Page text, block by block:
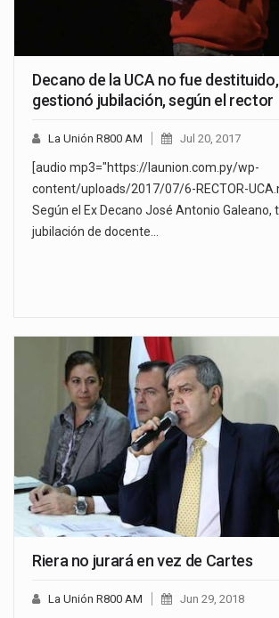
Decano de la UCA no fue
gestionó jubilación, según el rector
La Unión R800 AM Jul 20, 2017
[audio mp3="https://launion.com.py/wp-
content/uploads/2017/07/6-RECTOR-
Según el Ex Decano José Antonio Galeano,
jubilación de docente…
Riera no jurará en vez de Cartes
La Unión R800 AM Jun 29, 2018